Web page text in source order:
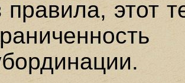
правила, этот